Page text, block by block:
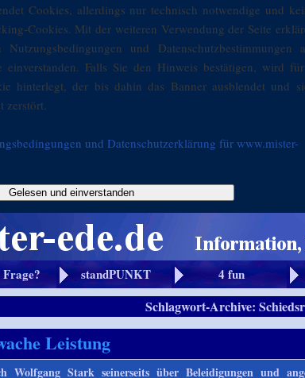
Cookies, allerdings nur technisch notwendige und
Cookies. Mit der weiteren Verwendung der Seite
und Datenschutzbestimmungen
einverstanden. Falls Sie den Hinweis bestätigen, wird
hinterlegt, der bis dahin das Banner ausblendet und
zerstört.
und Datenschutzerklärung für www.mister-
Gelesen und einverstanden
standPUNKT 4 fun
Schlagwort-Archive:
Leistung
Wolfgang Stark seinerseits über Beleidigungen und